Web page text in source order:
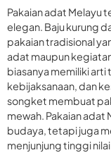
Pakaian adat Melayu
elegan. Baju kurung
pakaian tradisional
adat maupun
biasanya memiliki
kebijaksanaan, dan
songket membuat
mewah. Pakaian adat
budaya, tetapi juga
menjunjung tinggi